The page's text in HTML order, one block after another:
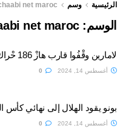
الرئيسية وسم net maroc
الوسم:net maroc
لامارين وقْفُوا قارب هازْ 186 حْراك بسواحل بئر كندوز
أغسطس 14, 2024
بونو يقود الهلال إلى نهائي
أغسطس 14, 2024